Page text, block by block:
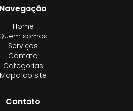
Navegação
Home
Quem somos
Serviços
Contato
Categorias
Mapa do site
Contato